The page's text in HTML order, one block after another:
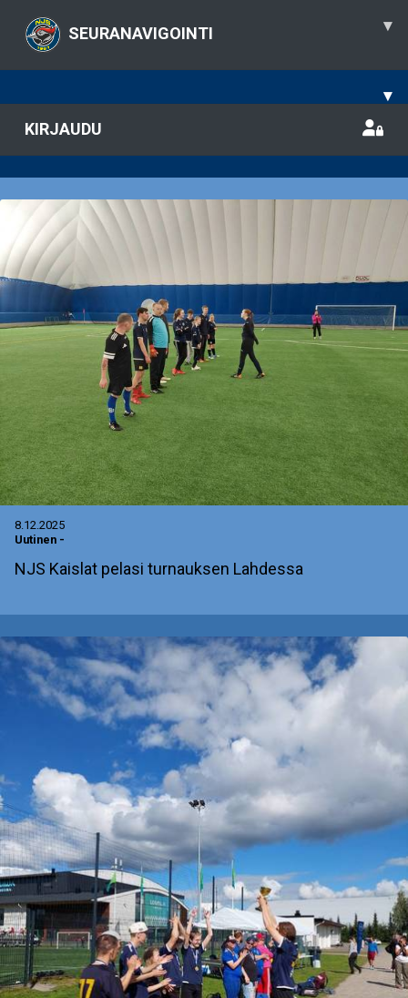
SEURANAVIGOINTI ▾
▾
KIRJAUDU
8.12.2025
Uutinen -
NJS Kaislat pelasi turnauksen Lahdessa